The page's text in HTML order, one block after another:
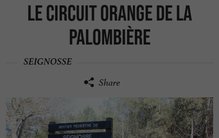
Le circuit orange de la
palombière
SEIGNOSSE
Share